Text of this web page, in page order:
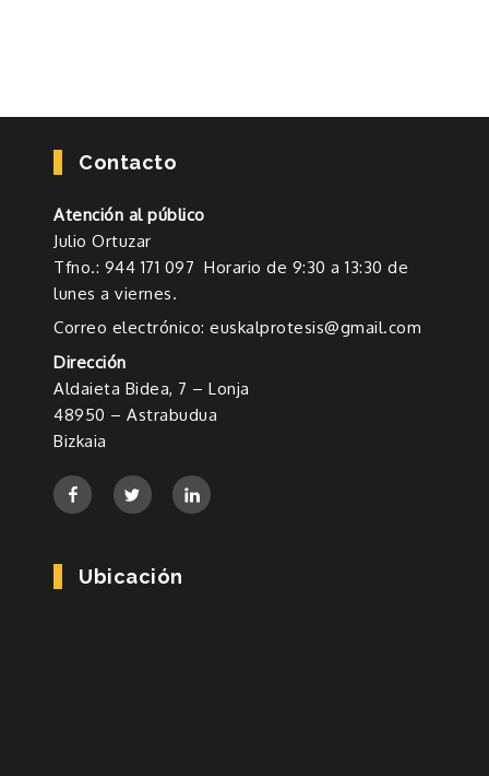
Contacto
Atención al público
Julio Ortuzar
Tfno.: 944 171 097 Horario de 9:30 a 13:30 de
lunes a viernes.
Correo electrónico: euskalprotesis@gmail.com
Dirección
Aldaieta Bidea, 7 – Lonja
48950 – Astrabudua
Bizkaia
Ubicación